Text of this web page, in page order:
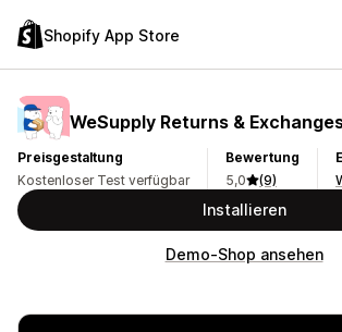
Shopify App Store
WeSupply Returns &
Preisgestaltung
Kostenloser Test verfügbar
Bewertung
5,0
(9)
Installieren
Demo-Shop ansehen